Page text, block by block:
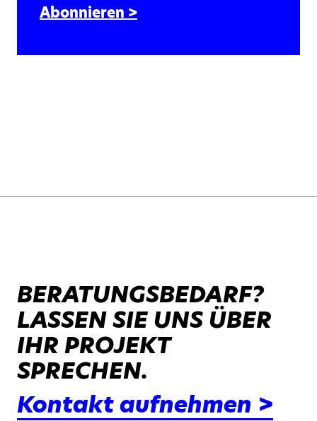
Abonnieren >
BERATUNGSBEDARF?
LASSEN SIE UNS ÜBER
IHR PROJEKT
SPRECHEN.
Kontakt aufnehmen >